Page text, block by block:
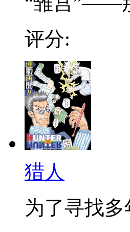
评分:
猎人
为了寻找